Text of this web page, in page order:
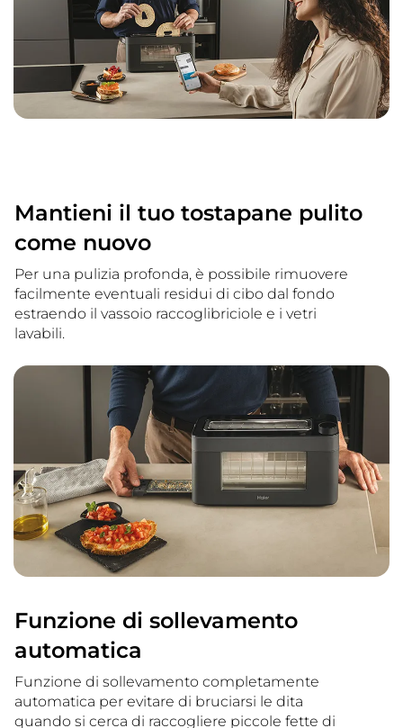
Mantieni il tuo tostapane pulito
come nuovo
Per una pulizia profonda, è possibile rimuovere
facilmente eventuali residui di cibo dal fondo
estraendo il vassoio raccoglibriciole e i vetri
lavabili.
Funzione di sollevamento
automatica
Funzione di sollevamento completamente
automatica per evitare di bruciarsi le dita
quando si cerca di raccogliere piccole fette di